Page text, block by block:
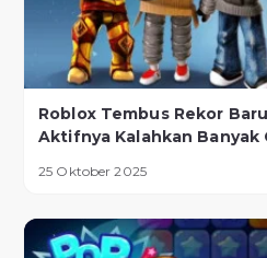
Roblox Tembus Rekor
Aktifnya Kalahkan Banyak
25 Oktober 2025